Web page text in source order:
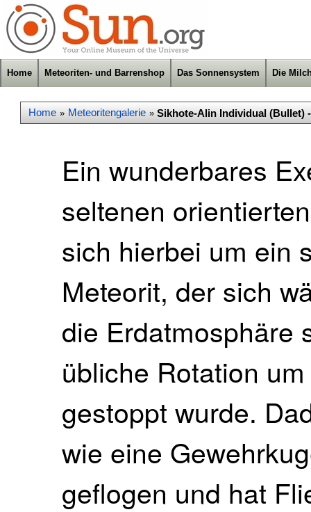
Home Meteoriten- und Barrenshop Das Sonnensystem Die
Home » Meteoritengalerie » Sikhote-Alin Individual (Bullet)
Ein wunderbares
seltenen
sich hierbei um ein
Meteorit, der sich
die Erdatmosphäre
übliche Rotation
gestoppt wurde.
wie eine
geflogen und hat